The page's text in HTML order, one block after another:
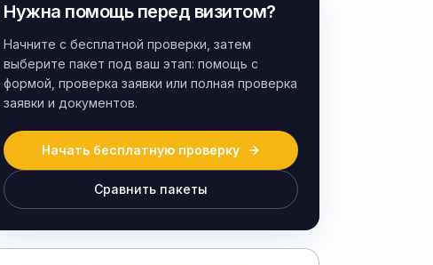
Нужна помощь перед визитом?
Начните с бесплатной проверки, затем
выберите пакет под ваш этап: помощь с
формой, проверка заявки или полная проверка
заявки и документов.
Начать бесплатную проверку
Сравнить пакеты